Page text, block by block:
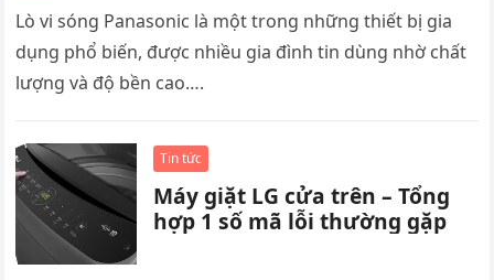
Lò vi sóng Panasonic là một trong những thiết bị gia
dụng phổ biến, được nhiều gia đình tin dùng nhờ chất
lượng và độ bền cao….
Tin tức
Máy giặt LG cửa trên – Tổng
hợp 1 số mã lỗi thường gặp